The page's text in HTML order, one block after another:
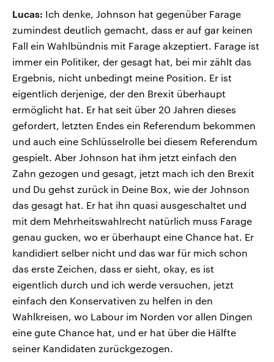
Lucas: Ich denke, Johnson hat gegenüber Farage
zumindest deutlich gemacht, dass er auf gar keinen
Fall ein Wahlbündnis mit Farage akzeptiert. Farage ist
immer ein Politiker, der gesagt hat, bei mir zählt das
Ergebnis, nicht unbedingt meine Position. Er ist
eigentlich derjenige, der den Brexit überhaupt
ermöglicht hat. Er hat seit über 20 Jahren dieses
gefordert, letzten Endes ein Referendum bekommen
und auch eine Schlüsselrolle bei diesem Referendum
gespielt. Aber Johnson hat ihm jetzt einfach den
Zahn gezogen und gesagt, jetzt mach ich den Brexit
und Du gehst zurück in Deine Box, wie der Johnson
das gesagt hat. Er hat ihn quasi ausgeschaltet und
mit dem Mehrheitswahlrecht natürlich muss Farage
genau gucken, wo er überhaupt eine Chance hat. Er
kandidiert selber nicht und das war für mich schon
das erste Zeichen, dass er sieht, okay, es ist
eigentlich durch und ich werde versuchen, jetzt
einfach den Konservativen zu helfen in den
Wahlkreisen, wo Labour im Norden vor allen Dingen
eine gute Chance hat, und er hat über die Hälfte
seiner Kandidaten zurückgezogen.